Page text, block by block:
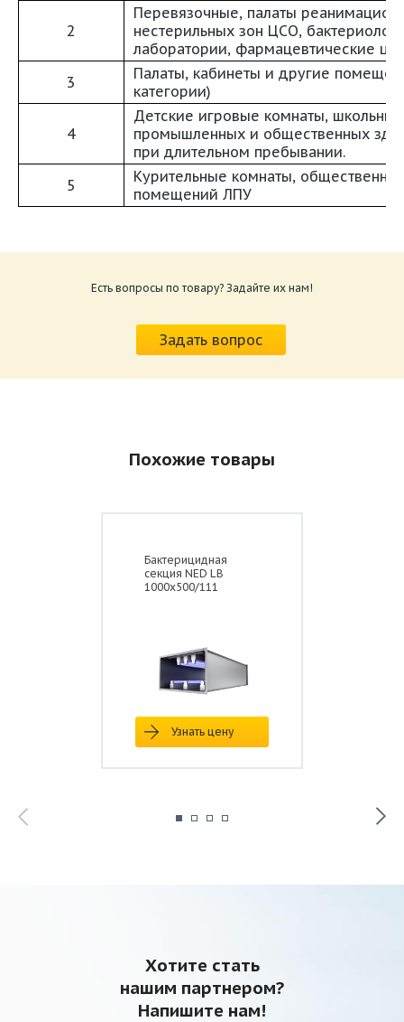
2
Перевязочные, палаты
нестерильных зон ЦСО,
лаборатории, фармацевтические
3
Палаты, кабинеты и другие
категории)
4
Детские игровые комнаты,
промышленных и общественных
при длительном пребывании.
5
Курительные комнаты,
помещений ЛПУ
200
400 200 420
400 200
400 200 420
Размер: 1.43 M
Есть вопросы по товару? Задайте их нам!
Задать вопрос
Похожие товары
Бактерицидная
секция NED LB
1000x500/111
Узнать цену
Хотите стать
нашим партнером?
Напишите нам!